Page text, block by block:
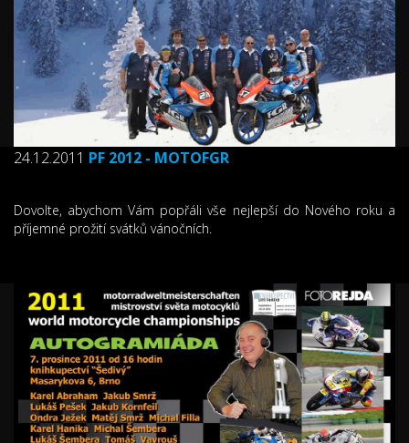
24.12.2011 PF 2012 - MOTOFGR
Dovolte, abychom Vám popřáli vše nejlepší do Nového roku a
příjemné prožití svátků vánočních.